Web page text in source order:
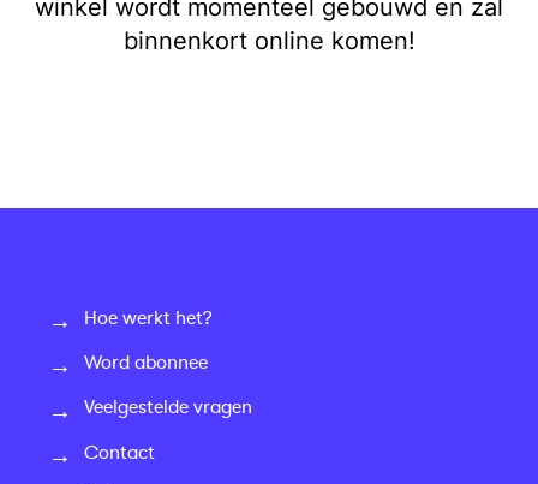
winkel wordt momenteel gebouwd en zal
binnenkort online komen!
Hoe werkt het?
Word abonnee
Veelgestelde vragen
Contact